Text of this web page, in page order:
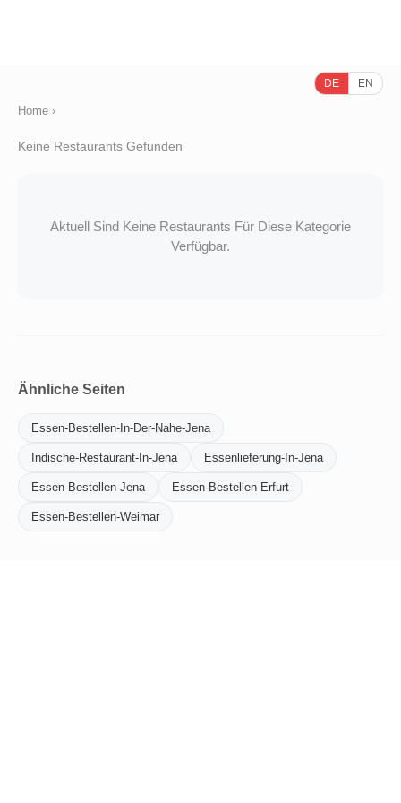
DE EN
Home ›
Keine Restaurants Gefunden
Aktuell Sind Keine Restaurants Für Diese Kategorie
Verfügbar.
Ähnliche Seiten
Essen-Bestellen-In-Der-Nahe-Jena
Indische-Restaurant-In-Jena Essenlieferung-In-Jena
Essen-Bestellen-Jena Essen-Bestellen-Erfurt
Essen-Bestellen-Weimar